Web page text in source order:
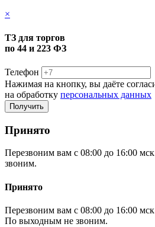
×
ТЗ для торгов
по 44 и 223 ФЗ
Телефон
Нажимая на кнопку, вы даёте
на обработку персональных данных
Принято
Перезвоним вам с 08:00 до 16:00
звоним.
Принято
Перезвоним вам с 08:00 до 16:00
По выходным не звоним.